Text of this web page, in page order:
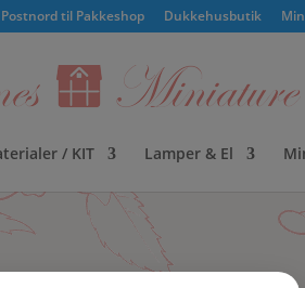
Postnord til Pakkeshop Dukkehusbutik
/ KIT Lamper & El